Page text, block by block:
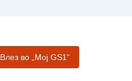
Влез во „Moj GS1“